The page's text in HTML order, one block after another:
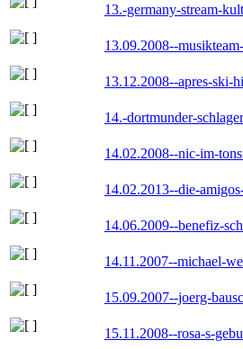
13.-germany-stream-
13.09.2008--
13.12.2008--apres-ski-
14.-dortmunder-
14.02.2008--nic-im-
14.02.2013--die-
14.06.2009--benefiz-
14.11.2007--michael-
15.09.2007--joerg-
15.11.2008--rosa-s-